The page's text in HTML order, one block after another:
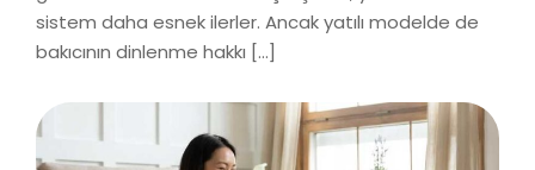
sistem daha esnek ilerler. Ancak yatılı modelde de
bakıcının dinlenme hakkı […]